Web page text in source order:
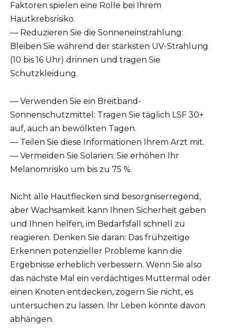
Faktoren spielen eine Rolle bei Ihrem
Hautkrebsrisiko.
— Reduzieren Sie die Sonneneinstrahlung:
Bleiben Sie während der stärksten UV-Strahlung
(10 bis 16 Uhr) drinnen und tragen Sie
Schutzkleidung.
— Verwenden Sie ein Breitband-
Sonnenschutzmittel: Tragen Sie täglich LSF 30+
auf, auch an bewölkten Tagen.
— Teilen Sie diese Informationen Ihrem Arzt mit.
— Vermeiden Sie Solarien: Sie erhöhen Ihr
Melanomrisiko um bis zu 75 %.
Nicht alle Hautflecken sind besorgniserregend,
aber Wachsamkeit kann Ihnen Sicherheit geben
und Ihnen helfen, im Bedarfsfall schnell zu
reagieren. Denken Sie daran: Das frühzeitige
Erkennen potenzieller Probleme kann die
Ergebnisse erheblich verbessern. Wenn Sie also
das nächste Mal ein verdächtiges Muttermal oder
einen Knoten entdecken, zögern Sie nicht, es
untersuchen zu lassen. Ihr Leben könnte davon
abhängen.